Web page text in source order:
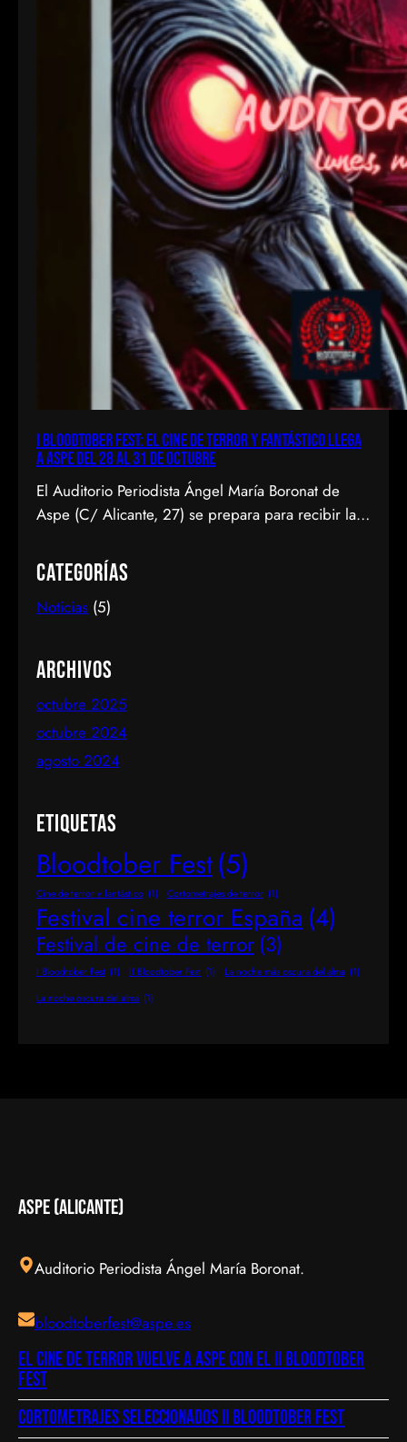
I Bloodtober Fest: El cine de terror y fantástico llega
a Aspe del 28 al 31 de octubre
El Auditorio Periodista Ángel María Boronat de
Aspe (C/ Alicante, 27) se prepara para recibir la
dedicado al terror y fantástico que tendrá lugar del
28 al 31 de octubre de 2024. Este evento, que
promete convertirse en una cita ineludible para los
Categorías
Noticias (5)
Archivos
octubre 2025
octubre 2024
agosto 2024
Etiquetas
Bloodtober Fest(5)
Cine de terror y fantástico (1) Cortometrajes de terror (1)
Festival cine terror España (4)
Festival de cine de terror (3)
I Bloodtober Fest (1) II Bloodtober Fest (1) La noche más oscura del alma (1)
La noche oscura del alma (1)
aspe (Alicante)
Auditorio Periodista Ángel María Boronat.
bloodtoberfest@aspe.es
El cine de terror vuelve a Aspe con el II Bloodtober
Fest
Cortometrajes seleccionados II bloodtober fest